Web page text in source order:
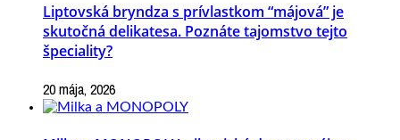
Liptovská bryndza s prívlastkom “májová” je
skutočná delikatesa. Poznáte tajomstvo tejto
špeciality?
20 mája, 2026